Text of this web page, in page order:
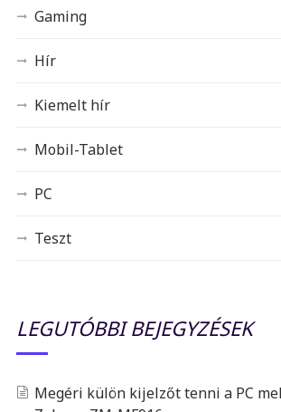
Gaming
Hír
Kiemelt hír
Mobil-Tablet
PC
Teszt
LEGUTÓBBI BEJEGYZÉSEK
Megéri külön kijelzőt tenni a PC